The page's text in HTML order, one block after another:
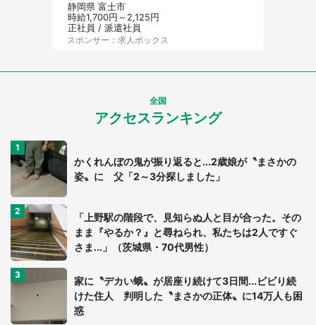
静岡県 富士市
時給1,700円～2,125円
正社員 / 派遣社員
スポンサー：求人ボックス
全国
アクセスランキング
かくれんぼの鬼が振り返ると...2歳娘が〝まさかの
姿〟に 父「2～3分探しました」
「上野駅の階段で、見知らぬ人と目が合った。その
まま『やるか？』と尋ねられ、私たちは2人ですぐ
さま...」（茨城県・70代男性）
家に〝デカい蛾〟が居座り続けて3日間...ビビり続
けた住人 判明した〝まさかの正体〟に14万人も困
惑